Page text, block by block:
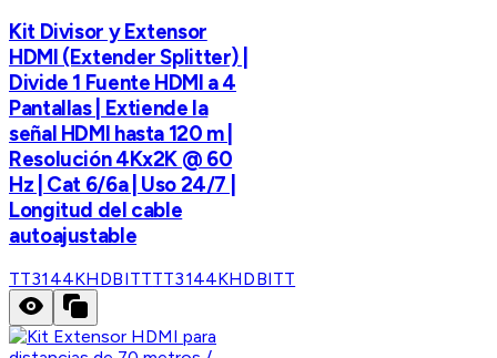
Kit Divisor y Extensor
HDMI (Extender Splitter) |
Divide 1 Fuente HDMI a 4
Pantallas | Extiende la
señal HDMI hasta 120 m |
Resolución 4Kx2K @ 60
Hz | Cat 6/6a | Uso 24/7 |
Longitud del cable
autoajustable
TT3144KHDBITTTT3144KHDBITT